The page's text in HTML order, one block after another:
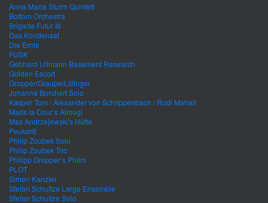
Anna Maria Sturm Quintett
Bottom Orchestra
Brigade Futur III
Das Kondensat
Die Ernte
FUSK
Gebhard Ullmann Basement Research
Golden Escort
Gropper/Graupe/Lillinger
Johanna Borchert Solo
Kasper Tom / Alexander von Schlippenbach / Rudi Mahall
Mads la Cour’s Almugi
Max Andrzejewski's Hütte
Peuker8
Philip Zoubek Solo
Philip Zoubek Trio
Philipp Gropper’s Philm
PLOT
Simon Kanzler
Stefan Schultze Large Ensemble
Stefan Schultze Solo